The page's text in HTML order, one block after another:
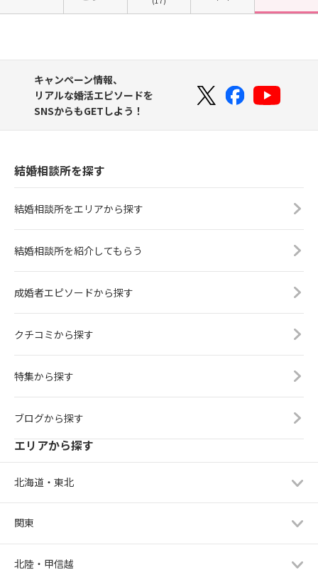
キャンペーン情報、
リアルな婚活エピソードを
SNSからもGETしよう！
結婚相談所を探す
結婚相談所をエリアから探す
結婚相談所を紹介してもらう
成婚者エピソードから探す
クチコミから探す
特集から探す
ブログから探す
エリアから探す
北海道・東北
関東
北陸・甲信越